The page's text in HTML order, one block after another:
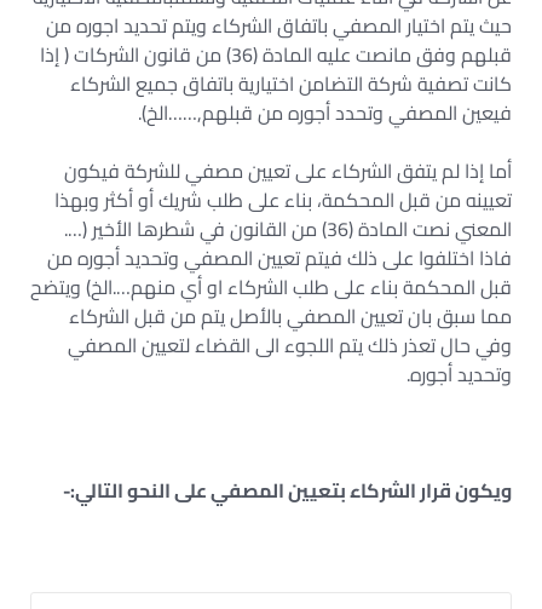
حيث يتم اختيار المصفي باتفاق الشركاء ويتم تحديد اجوره من
قبلهم وفق مانصت عليه المادة (36) من قانون الشركات ( إذا
كانت تصفية شركة التضامن اختيارية باتفاق جميع الشركاء
فيعين المصفي وتحدد أجوره من قبلهم,……الخ).
أما إذا لم يتفق الشركاء على تعيين مصفي للشركة فيكون
تعيينه من قبل المحكمة، بناء على طلب شريك أو أكثر وبهذا
المعني نصت المادة (36) من القانون في شطرها الأخير (….
فاذا اختلفوا على ذلك فيتم تعيين المصفي وتحديد أجوره من
قبل المحكمة بناء على طلب الشركاء او أي منهم….الخ) ويتضح
مما سبق بان تعيين المصفي بالأصل يتم من قبل الشركاء
وفي حال تعذر ذلك يتم اللجوء الى القضاء لتعيين المصفي
وتحديد أجوره.
ويكون قرار الشركاء بتعيين المصفي على النحو التالي:-